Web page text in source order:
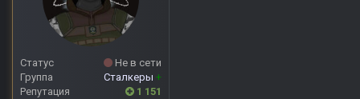
Статус
Не в сети
Группа
Сталкеры +
Репутация
1 151